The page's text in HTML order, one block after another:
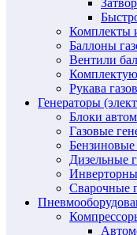
Комплекты
Баллоны
Вентили
Рукава
Генераторы
Блоки
Газовые
Бензиновые
Дизельные
Сварочные